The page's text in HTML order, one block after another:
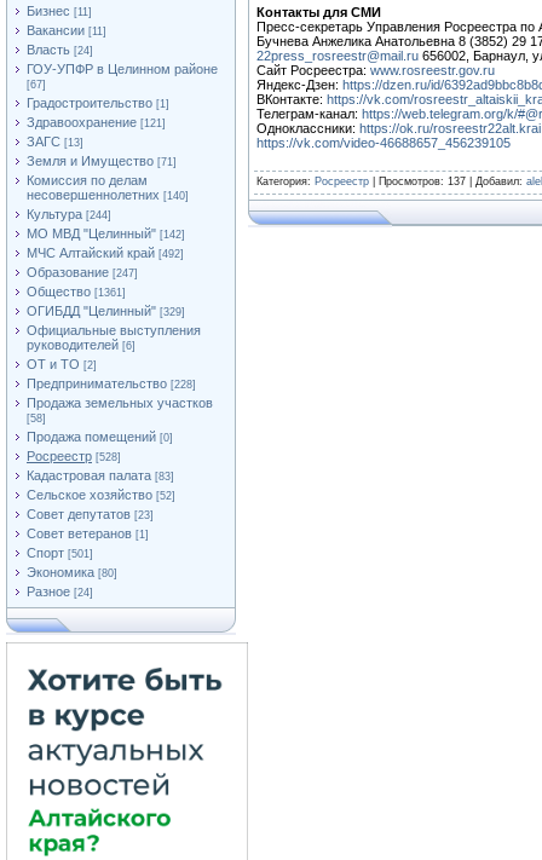
Бизнес [11]
Вакансии [11]
Власть [24]
ГОУ-УПФР в Целинном районе
[67]
Градостроительство [1]
Здравоохранение [121]
ЗАГС [13]
Земля и Имущество [71]
Комиссия по делам
несовершеннолетних [140]
Культура [244]
МО МВД "Целинный" [142]
МЧС Алтайский край [492]
Образование [247]
Общество [1361]
ОГИБДД "Целинный" [329]
Официальные выступления
руководителей [6]
ОТ и ТО [2]
Предпринимательство [228]
Продажа земельных участков
[58]
Продажа помещений [0]
Росреестр [528]
Кадастровая палата [83]
Сельское хозяйство [52]
Совет депутатов [23]
Совет ветеранов [1]
Спорт [501]
Экономика [80]
Разное [24]
Контакты для СМИ
Пресс-секретарь Управления Росреестра по
Бучнева Анжелика Анатольевна 8 (3852) 29
22press_rosreestr@mail.ru 656002, Барнаул,
Сайт Росреестра: www.rosreestr.gov.ru
Яндекс-Дзен: https://dzen.ru/id/
ВКонтакте: https://vk.com/
Телеграм-канал: https://web.telegram.org/k/
Одноклассники: https://ok.ru/rosreestr22alt.krai
https://vk.com/video-46688657_456239105
Категория: Росреестр Просмотров: 137 | Добавил: